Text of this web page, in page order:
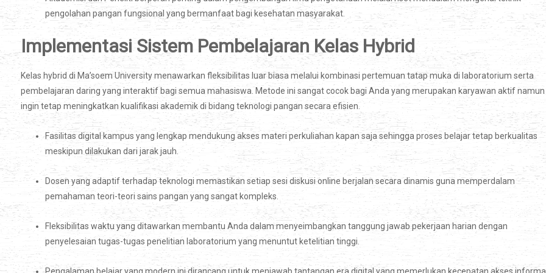
pengolahan pangan fungsional yang bermanfaat bagi kesehatan masyarakat.
Implementasi Sistem Pembelajaran Kelas Hybrid
Kelas hybrid di Ma’soem University menawarkan fleksibilitas luar biasa melalui kombinasi pertemuan tatap muka di laboratorium serta
pembelajaran daring yang interaktif bagi semua mahasiswa. Metode ini sangat cocok bagi Anda yang merupakan karyawan aktif namun
ingin tetap meningkatkan kualifikasi akademik di bidang teknologi pangan secara efisien.
Fasilitas digital kampus yang lengkap mendukung akses materi perkuliahan kapan saja sehingga proses belajar tetap berkualitas
meskipun dilakukan dari jarak jauh.
Dosen yang adaptif terhadap teknologi memastikan setiap sesi diskusi online berjalan secara dinamis guna memperdalam
pemahaman teori-teori sains pangan yang sangat kompleks.
Fleksibilitas waktu yang ditawarkan membantu Anda dalam menyeimbangkan tanggung jawab pekerjaan harian dengan
penyelesaian tugas-tugas penelitian laboratorium yang menuntut ketelitian tinggi.